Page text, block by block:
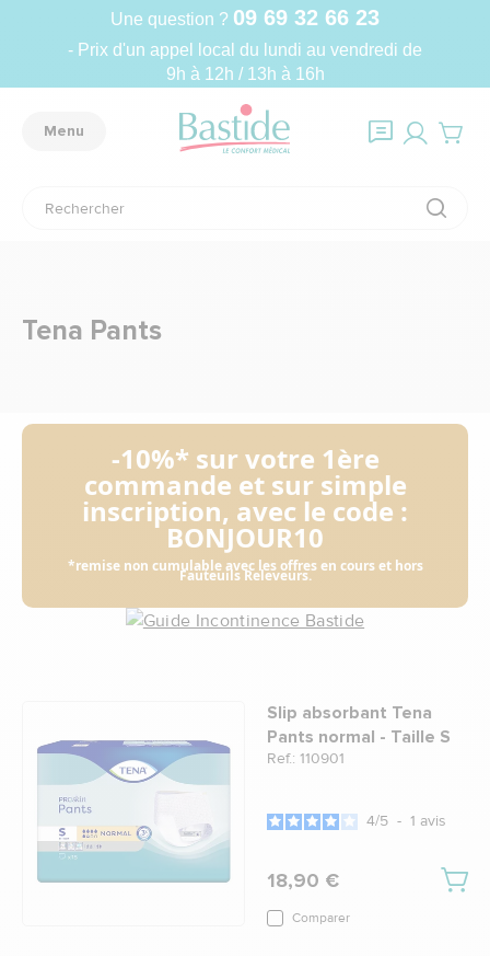
Une question ? 09 69 32 66 23
- Prix d'un appel local du lundi au vendredi de
9h à 12h / 13h à 16h
Menu
Tena Pants
-10%* sur votre 1ère
commande et sur simple
inscription, avec le code :
BONJOUR10
*remise non cumulable avec les offres en cours et hors
Fauteuils Releveurs.
Slip absorbant Tena
Pants normal - Taille S
Ref.: 110901
4/5 - 1 avis
18,90 €
Comparer